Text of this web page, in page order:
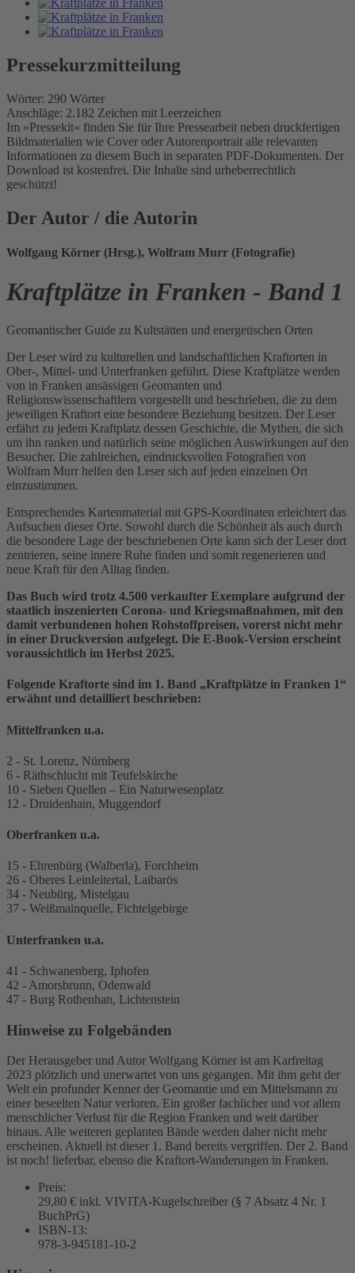
Pressekurzmitteilung
Wörter: 290 Wörter
Anschläge: 2.182 Zeichen mit Leerzeichen
Im »Pressekit« finden Sie für Ihre Pressearbeit neben druckfertigen
Bildmaterialien wie Cover oder Autorenportrait alle relevanten
Informationen zu diesem Buch in separaten PDF-Dokumenten. Der
Download ist kostenfrei. Die Inhalte sind urheberrechtlich
geschützt!
Der Autor / die Autorin
Wolfgang Körner (Hrsg.), Wolfram Murr (Fotografie)
Kraftplätze in Franken - Band 1
Geomantischer Guide zu Kultstätten und energetischen Orten
Der Leser wird zu kulturellen und landschaftlichen Kraftorten in
Ober-, Mittel- und Unterfranken geführt. Diese Kraftplätze werden
von in Franken ansässigen Geomanten und
Religionswissenschaftlern vorgestellt und beschrieben, die zu dem
jeweiligen Kraftort eine besondere Beziehung besitzen. Der Leser
erfährt zu jedem Kraftplatz dessen Geschichte, die Mythen, die sich
um ihn ranken und natürlich seine möglichen Auswirkungen auf den
Besucher. Die zahlreichen, eindrucksvollen Fotografien von
Wolfram Murr helfen den Leser sich auf jeden einzelnen Ort
einzustimmen.
Entsprechendes Kartenmaterial mit GPS-Koordinaten erleichtert das
Aufsuchen dieser Orte. Sowohl durch die Schönheit als auch durch
die besondere Lage der beschriebenen Orte kann sich der Leser dort
zentrieren, seine innere Ruhe finden und somit regenerieren und
neue Kraft für den Alltag finden.
Das Buch wird trotz 4.500 verkaufter Exemplare aufgrund der
staatlich inszenierten Corona- und Kriegsmaßnahmen, mit den
damit verbundenen hohen Rohstoffpreisen, vorerst nicht mehr
in einer Druckversion aufgelegt. Die E-Book-Version erscheint
voraussichtlich im Herbst 2025.
Folgende Kraftorte sind im 1. Band „Kraftplätze in Franken 1“
erwähnt und detailliert beschrieben:
Mittelfranken u.a.
2 - St. Lorenz, Nürnberg
6 - Räthschlucht mit Teufelskirche
10 - Sieben Quellen – Ein Naturwesenplatz
12 - Druidenhain, Muggendorf
Oberfranken u.a.
15 - Ehrenbürg (Walberla), Forchheim
26 - Oberes Leinleitertal, Laibarös
34 - Neubürg, Mistelgau
37 - Weißmainquelle, Fichtelgebirge
Unterfranken u.a.
41 - Schwanenberg, Iphofen
42 - Amorsbrunn, Odenwald
47 - Burg Rothenhan, Lichtenstein
Hinweise zu Folgebänden
Der Herausgeber und Autor Wolfgang Körner ist am Karfreitag
2023 plötzlich und unerwartet von uns gegangen. Mit ihm geht der
Welt ein profunder Kenner der Geomantie und ein Mittelsmann zu
einer beseelten Natur verloren. Ein großer fachlicher und vor allem
menschlicher Verlust für die Region Franken und weit darüber
hinaus. Alle weiteren geplanten Bände werden daher nicht mehr
erscheinen. Aktuell ist dieser 1. Band bereits vergriffen. Der 2. Band
ist noch! lieferbar, ebenso die Kraftort-Wanderungen in Franken.
Preis:
29,80 € inkl. VIVITA-Kugelschreiber (§ 7 Absatz 4 Nr. 1
BuchPrG)
ISBN-13:
978-3-945181-10-2